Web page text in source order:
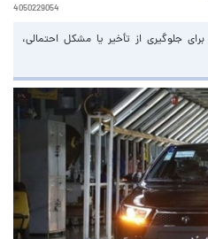
4050229054
جلوگیری از تأخیر یا مشکل احتمالی،